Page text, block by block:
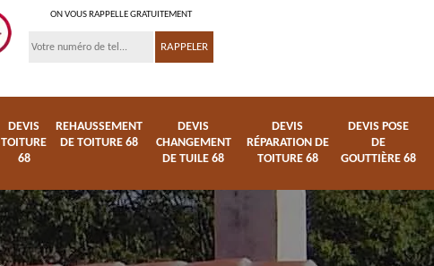
ON VOUS RAPPELLE GRATUITEMENT
DEVIS
TOITURE
68
REHAUSSEMENT
DE TOITURE 68
DEVIS
CHANGEMENT
DE TUILE 68
DEVIS
RÉPARATION DE
TOITURE 68
DEVIS POSE
DE
GOUTTIÈRE 68